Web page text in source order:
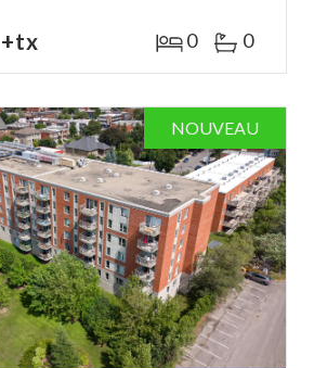
+tx 0 0
NOUVEAU